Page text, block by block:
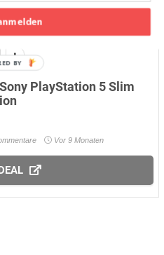
Sony PlayStation 5 Slim
Vor 9 Monaten
BY